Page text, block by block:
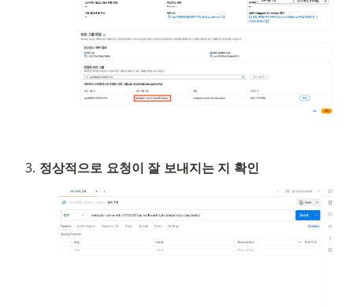
정상적으로 요청이 잘 보내지는 지 확인